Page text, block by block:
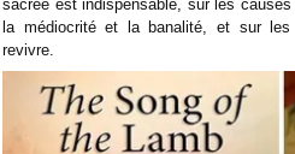
sacrée est indispensable, sur les
la médiocrité et la banalité, et sur
revivre.